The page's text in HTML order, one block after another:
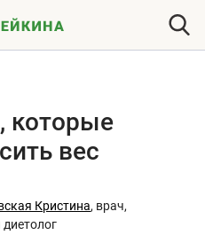
которые
вес
Кристина, врач,